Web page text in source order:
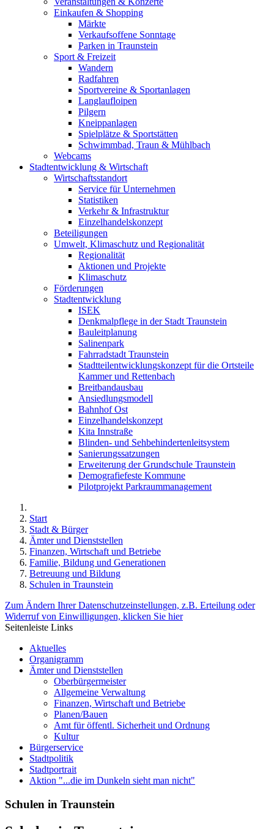
Einkaufen & Shopping
Märkte
Verkaufsoffene Sonntage
Parken in Traunstein
Sport & Freizeit
Wandern
Radfahren
Sportvereine & Sportanlagen
Langlaufloipen
Pilgern
Kneippanlagen
Spielplätze & Sportstätten
Schwimmbad, Traun & Mühlbach
Webcams
Stadtentwicklung & Wirtschaft
Wirtschaftsstandort
Service für Unternehmen
Statistiken
Verkehr & Infrastruktur
Einzelhandelskonzept
Beteiligungen
Umwelt, Klimaschutz und Regionalität
Regionalität
Aktionen und Projekte
Klimaschutz
Förderungen
Stadtentwicklung
ISEK
Denkmalpflege in der Stadt Traunstein
Bauleitplanung
Salinenpark
Fahrradstadt Traunstein
Stadtteilentwicklungskonzept für die Ortsteile
Kammer und Rettenbach
Breitbandausbau
Ansiedlungsmodell
Bahnhof Ost
Einzelhandelskonzept
Kita Innstraße
Blinden- und Sehbehindertenleitsystem
Sanierungssatzungen
Erweiterung der Grundschule Traunstein
Demografiefeste Kommune
Pilotprojekt Parkraummanagement
Start
Stadt & Bürger
Ämter und Dienststellen
Finanzen, Wirtschaft und Betriebe
Familie, Bildung und Generationen
Betreuung und Bildung
Schulen in Traunstein
Zum Ändern Ihrer Datenschutzeinstellungen, z.B. Erteilung oder
Widerruf von Einwilligungen, klicken Sie hier
Seitenleiste Links
Aktuelles
Organigramm
Ämter und Dienststellen
Oberbürgermeister
Allgemeine Verwaltung
Finanzen, Wirtschaft und Betriebe
Planen/Bauen
Amt für öffentl. Sicherheit und Ordnung
Kultur
Bürgerservice
Stadtpolitik
Stadtportrait
Aktion "...die im Dunkeln sieht man nicht"
Schulen in Traunstein